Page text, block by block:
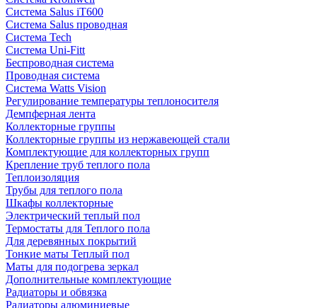
Система Salus iT600
Система Salus проводная
Система Tech
Система Uni-Fitt
Беспроводная система
Проводная система
Система Watts Vision
Регулирование температуры теплоносителя
Демпферная лента
Коллекторные группы
Коллекторные группы из нержавеющей стали
Комплектующие для коллекторных групп
Крепление труб теплого пола
Теплоизоляция
Трубы для теплого пола
Шкафы коллекторные
Электрический теплый пол
Термостаты для Теплого пола
Для деревянных покрытий
Тонкие маты Теплый пол
Маты для подогрева зеркал
Дополнительные комплектующие
Радиаторы и обвязка
Радиаторы алюминиевые